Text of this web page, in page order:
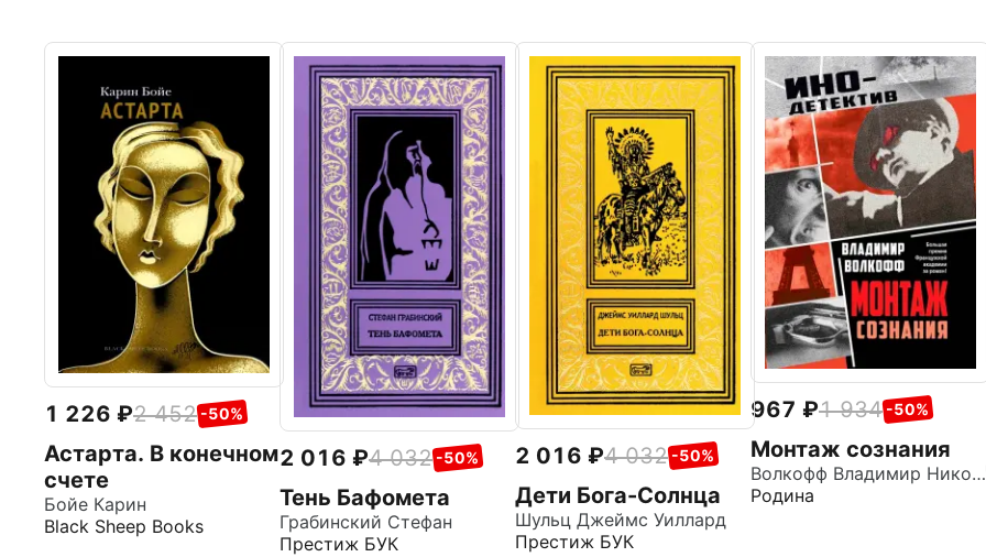
1 226 2 452 -50%
Астарта. В конечном
счете
Бойе Карин
Black Sheep Books
2 016 4 032 -50%
Тень Бафомета
Грабинский Стефан
Престиж БУК
2 016 4 032 -50%
Дети Бога-Солнца
Шульц Джеймс Уиллард
Престиж БУК
967 1 934 -50%
Монтаж сознания
Волкофф Владимир Николаевич
Родина